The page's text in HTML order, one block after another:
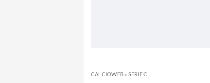
CALCIOWEB» SERIE C